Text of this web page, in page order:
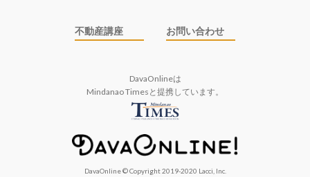
不動産講座 お問い合わせ
DavaOnlineは
Mindanao Times と提携しています。
DavaOnline © Copyright 2019-2020 Lacci, Inc.